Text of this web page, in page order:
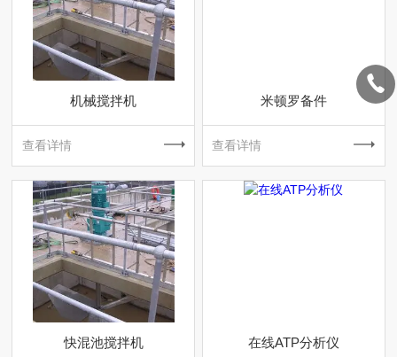
机械搅拌机
查看详情
米顿罗备件
查看详情
快混池搅拌机 在线ATP分析仪